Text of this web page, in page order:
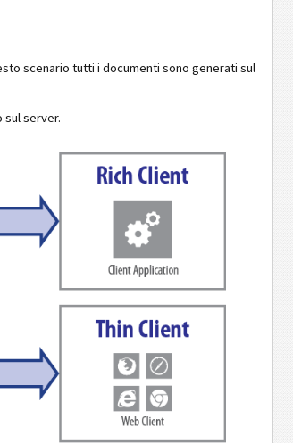
scenario tutti i documenti sono generati sul
server.